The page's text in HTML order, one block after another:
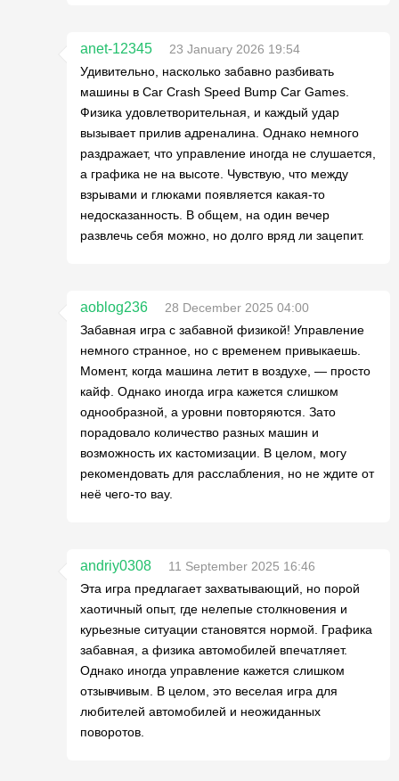
anet-12345
23 January 2026 19:54
Удивительно, насколько забавно разбивать
машины в Car Crash Speed Bump Car Games.
Физика удовлетворительная, и каждый удар
вызывает прилив адреналина. Однако немного
раздражает, что управление иногда не слушается,
а графика не на высоте. Чувствую, что между
взрывами и глюками появляется какая-то
недосказанность. В общем, на один вечер
развлечь себя можно, но долго вряд ли зацепит.
aoblog236
28 December 2025 04:00
Забавная игра с забавной физикой! Управление
немного странное, но с временем привыкаешь.
Момент, когда машина летит в воздухе, — просто
кайф. Однако иногда игра кажется слишком
однообразной, а уровни повторяются. Зато
порадовало количество разных машин и
возможность их кастомизации. В целом, могу
рекомендовать для расслабления, но не ждите от
неё чего-то вау.
andriy0308
11 September 2025 16:46
Эта игра предлагает захватывающий, но порой
хаотичный опыт, где нелепые столкновения и
курьезные ситуации становятся нормой. Графика
забавная, а физика автомобилей впечатляет.
Однако иногда управление кажется слишком
отзывчивым. В целом, это веселая игра для
любителей автомобилей и неожиданных
поворотов.